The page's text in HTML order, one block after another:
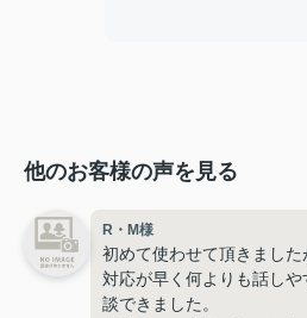
他のお客様の声を見る
R・M様
初めて使わせて頂きました
対応が早く何よりも話し
談できました。